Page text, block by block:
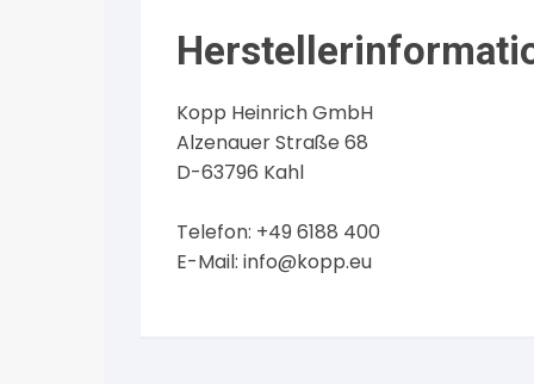
Kopp Heinrich GmbH
Alzenauer Straße 68
D-63796 Kahl
Telefon: +49 6188 400
E-Mail: info@kopp.eu